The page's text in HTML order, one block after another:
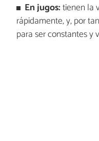
En jugos:tienen la
rápidamente, y, por
para ser constantes y